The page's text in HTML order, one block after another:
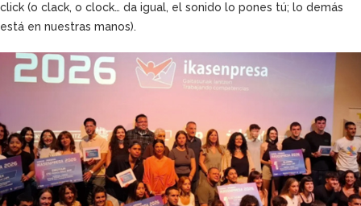
click (o clack, o clock… da igual, el sonido lo pones tú; lo demás
está en nuestras manos).